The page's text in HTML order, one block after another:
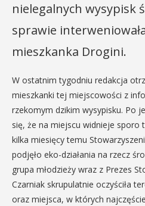
nielegalnych wysypisk
sprawie
mieszkanka Drogini.
W ostatnim tygodniu redakcja
mieszkanki tej miejscowości z
rzekomym dzikim wysypisku. Po
się, że na miejscu widnieje sporo
kilka miesięcy temu
podjęło eko-działania na rzecz
grupa młodzieży wraz z Prezes
Czarniak skrupulatnie oczyściła
oraz miejsca, w których